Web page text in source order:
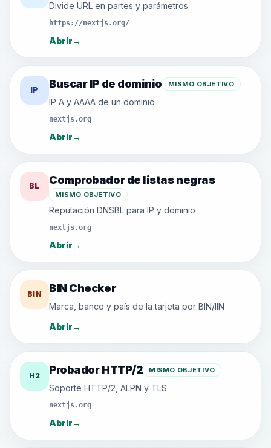
Divide URL en partes y parámetros
https://nextjs.org/
Abrir→
IP Buscar IP de dominio MISMO OBJETIVO
IP A y AAAA de un dominio
nextjs.org
Abrir→
BL Comprobador de listas negras
MISMO OBJETIVO
Reputación DNSBL para IP y dominio
nextjs.org
Abrir→
BIN BIN Checker
Marca, banco y país de la tarjeta por BIN/IIN
Abrir→
H2 Probador HTTP/2 MISMO OBJETIVO
Soporte HTTP/2, ALPN y TLS
nextjs.org
Abrir→